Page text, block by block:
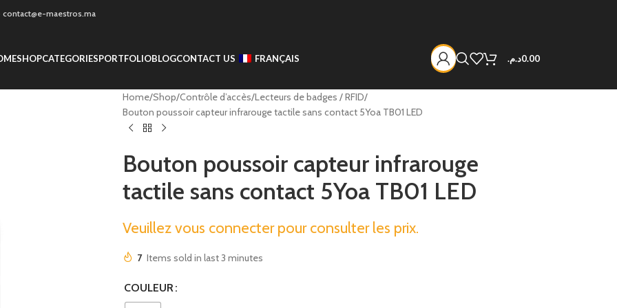
maestros.ma
SHOPCATEGORIESPORTFOLIOBLOGCONTACT US FRANÇAIS 0.00د.م.
Home Shop Contrôle d’accès Lecteurs de badges / RFID
Bouton poussoir capteur infrarouge tactile sans contact 5Yoa TB01 LED
Bouton poussoir capteur infrarouge
tactile sans contact 5Yoa TB01 LED
Veuillez vous connecter pour consulter les prix.
7 Items sold in last 3 minutes
COULEUR